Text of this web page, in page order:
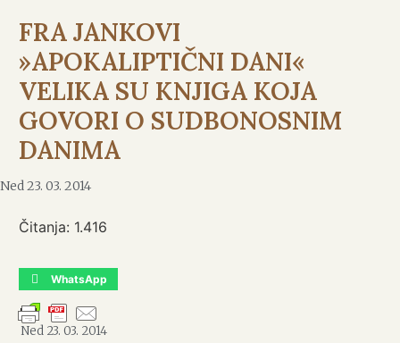
FRA JANKOVI
»APOKALIPTIČNI DANI«
VELIKA SU KNJIGA KOJA
GOVORI O SUDBONOSNIM
DANIMA
Ned 23. 03. 2014
Čitanja: 1.416
WhatsApp
Ned 23. 03. 2014